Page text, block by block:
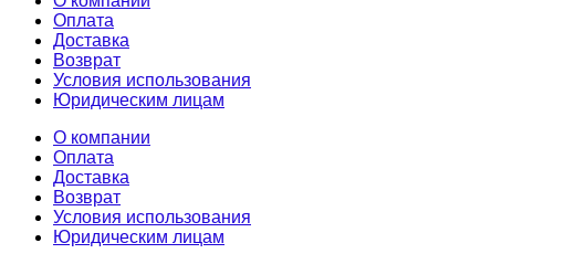
Оплата
Доставка
Возврат
Условия использования
Юридическим лицам
О компании
Оплата
Доставка
Возврат
Условия использования
Юридическим лицам